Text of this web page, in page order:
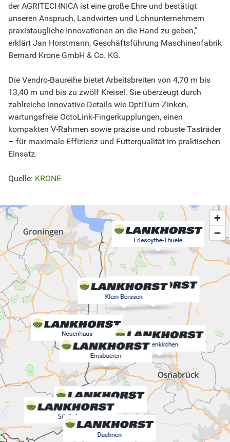
der AGRITECHNICA ist eine große Ehre und bestätigt
unseren Anspruch, Landwirten und Lohnunternehmern
praxistaugliche Innovationen an die Hand zu geben,”
erklärt Jan Horstmann, Geschäftsführung Maschinenfabrik
Bernard Krone GmbH & Co. KG.
Die Vendro-Baureihe bietet Arbeitsbreiten von 4,70 m bis
13,40 m und bis zu zwölf Kreisel. Sie überzeugt durch
zahlreiche innovative Details wie OptiTurn-Zinken,
wartungsfreie OctoLink-Fingerkupplungen, einen
kompakten V-Rahmen sowie präzise und robuste Tasträder
– für maximale Effizienz und Futterqualität im praktischen
Einsatz.
Quelle: KRONE